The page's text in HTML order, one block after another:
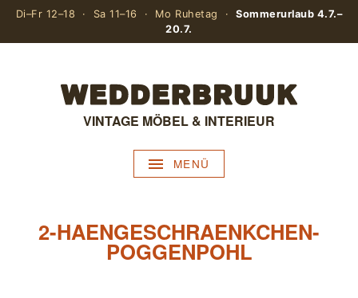
Di–Fr 12–18 · Sa 11–16 · Mo Ruhetag ·Sommerurlaub 4.7.–
20.7.
VINTAGE MÖBEL & INTERIEUR
MENÜ
2-HAENGESCHRAENKCHEN-
POGGENPOHL